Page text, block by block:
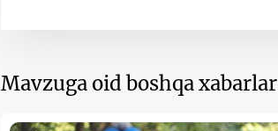
Mavzuga oid boshqa xabarlar